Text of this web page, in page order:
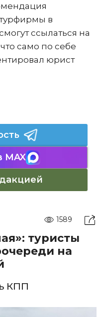
турфирмы в
ссылаться на
само по себе
юрист
MAX
1589
туристы
на
КПП